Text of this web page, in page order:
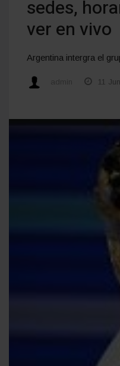
sedes,
ver en vivo
Argentina intergra el
11